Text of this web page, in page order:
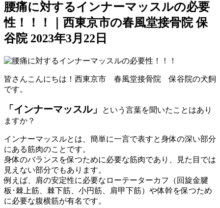
腰痛に対するインナーマッスルの必要
性！！！｜西東京市の春風堂接骨院 保
谷院 2023年3月22日
皆さんこんにちは！西東京市 春風堂接骨院 保谷院の犬飼
です。
「インナーマッスル」
という言葉を聞いたことはあり
ますか？
インナーマッスルとは、簡単に一言で表すと身体の深い部分
にある筋肉のことです。
身体のバランスを保つために必要な筋肉であり、見た目では
見えない部分でもあります。
例えば、肩の安定性に必要なローテーターカフ（回旋金腱
板･棘上筋、棘下筋、小円筋、肩甲下筋）や体幹を保つため
に必要な腹横筋が有名です。